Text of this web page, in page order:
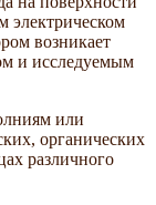
электрическом
возникает
и исследуемым
или
органических
различного